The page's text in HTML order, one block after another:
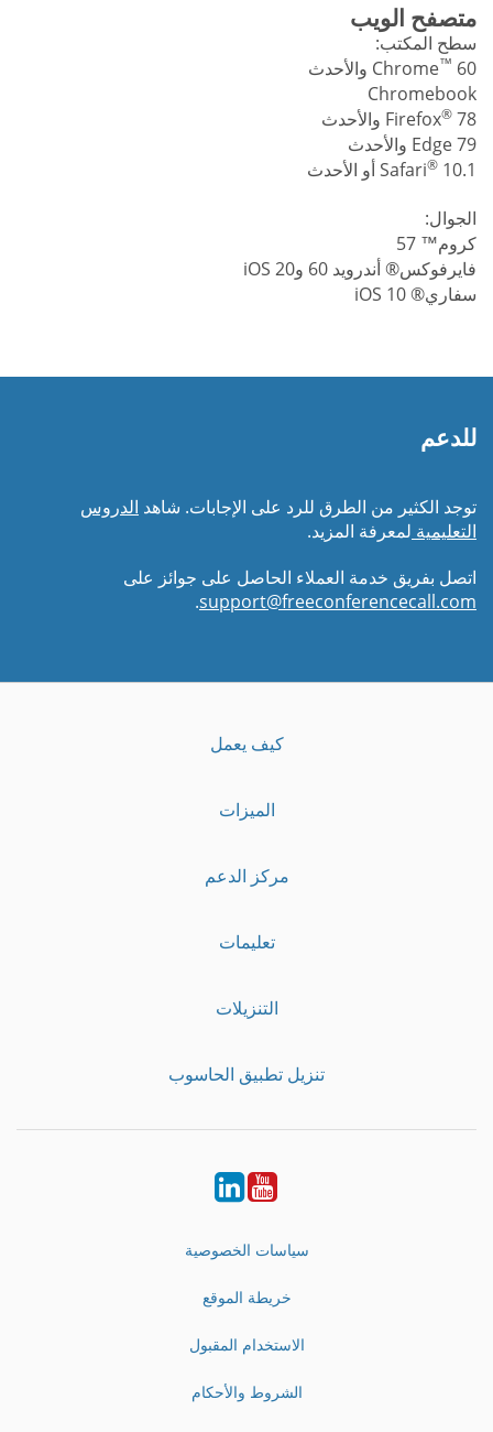
متصفح الويب
سطح المكتب:
Chrome™ 60 والأحدث
Chromebook
Firefox® 78 والأحدث
Edge 79 والأحدث
Safari® 10.1 أو الأحدث
الجوال:
كروم™ 57
فايرفوكس® أندرويد 60 وiOS 20
سفاري® iOS 10
للدعم
توجد الكثير من الطرق للرد على الإجابات. شاهد الدروس
التعليمية لمعرفة المزيد.
اتصل بفريق خدمة العملاء الحاصل على جوائز على
support@freeconferencecall.com
.
كيف يعمل
الميزات
مركز الدعم
تعليمات
التنزيلات
تنزيل تطبيق الحاسوب
Youtube
LinkedIn
سياسات الخصوصية
خريطة الموقع
الاستخدام المقبول
الشروط والأحكام